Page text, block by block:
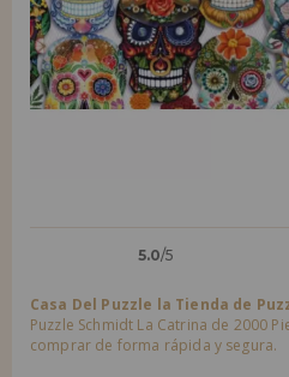
LIQUIDACIONES
INFORMACIÓN
Quiero registrarme como
nuevo cliente
Al crear una cuenta en
5.0/5
Casa Del Puzzle la Tienda de
Puzzle Schmidt La Catrina de 2000
comprar de forma rápida y segura.